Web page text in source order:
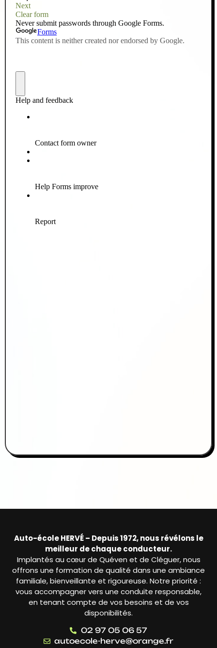
Auto-école HERVÉ – Depuis 1972, nous révélons le
meilleur de chaque conducteur.
Implantés au cœur de Quéven et de Cléguer, nous
offrons une formation de qualité dans une ambiance
familiale, bienveillante et rigoureuse. Notre priorité :
vous accompagner vers une conduite responsable,
en tenant compte de vos besoins et de vos
disponibilités.
02 97 05 06 57
autoecole-herve@orange.fr